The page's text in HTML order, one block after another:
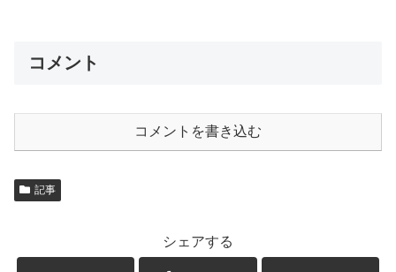
コメント
コメントを書き込む
記事
シェアする